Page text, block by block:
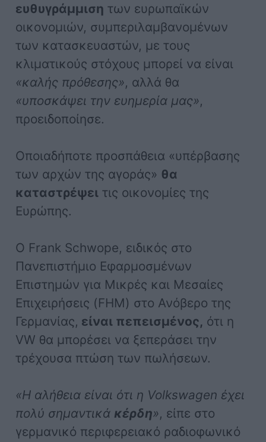
ευθυγράμμιση των ευρωπαϊκών
οικονομιών, συμπεριλαμβανομένων
των κατασκευαστών, με τους
κλιματικούς στόχους μπορεί να είναι
«καλής πρόθεσης», αλλά θα
«υποσκάψει την ευημερία μας»,
προειδοποίησε.
Οποιαδήποτε προσπάθεια «υπέρβασης
των αρχών της αγοράς» θα
καταστρέψει τις οικονομίες της
Ευρώπης.
Ο Frank Schwope, ειδικός στο
Πανεπιστήμιο Εφαρμοσμένων
Επιστημών για Μικρές και Μεσαίες
Επιχειρήσεις (FHM) στο Ανόβερο της
Γερμανίας, είναι πεπεισμένος, ότι η
VW θα μπορέσει να ξεπεράσει την
τρέχουσα πτώση των πωλήσεων.
«Η αλήθεια είναι ότι η Volkswagen έχει
πολύ σημαντικά κέρδη», είπε στο
γερμανικό περιφερειακό ραδιοφωνικό